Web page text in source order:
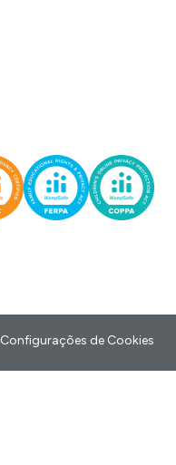
Configurações de Cookies